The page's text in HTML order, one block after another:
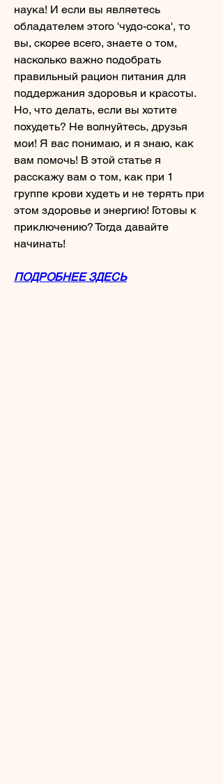
наука! И если вы являетесь
обладателем этого 'чудо-сока', то
вы, скорее всего, знаете о том,
насколько важно подобрать
правильный рацион питания для
поддержания здоровья и красоты.
Но, что делать, если вы хотите
похудеть? Не волнуйтесь, друзья
мои! Я вас понимаю, и я знаю, как
вам помочь! В этой статье я
расскажу вам о том, как при 1
группе крови худеть и не терять при
этом здоровье и энергию! Готовы к
приключению? Тогда давайте
начинать!
ПОДРОБНЕЕ ЗДЕСЬ